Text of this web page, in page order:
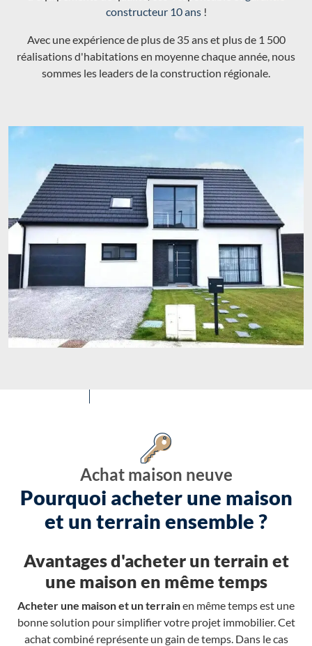
constructeur 10 ans!
Avec une expérience de plus de 35 ans et plus de 1 500
réalisations d'habitations en moyenne chaque année, nous
sommes les leaders de la construction régionale.
Achat maison neuve
Pourquoi acheter une maison
et un terrain ensemble ?
Avantages d'acheter un terrain et
une maison en même temps
Acheter une maison et un terrainen même temps est une
bonne solution pour simplifier votre projet immobilier. Cet
achat combiné représente un gain de temps. Dans le cas